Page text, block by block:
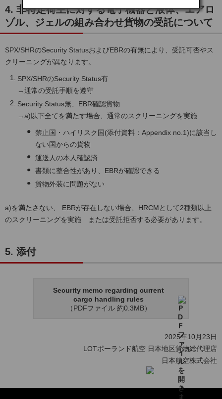
4. 非特定荷主に対する電子機器と液体、エアロ
ゾル、ジェルの組み合わせ貨物の受託について
SPX/SHRのSecurity StatusおよびEBRの有無により、受託可否やス
クリーニングが異なります。
SPX/SHRのSecurity Status有
→通常の受託手順を遵守
Security Status無、EBR確認貨物
→a)以下全てを満たす場合、通常のスクリーニングを実施
禁止国・ハイリスク国(添付資料：Appendix no.1)に該当し
ない国からの貨物
運送人の本人確認済
書類に整合性があり、EBRが確認できる
貨物外装に問題がない
a)を満たさない、 EBRが存在しない場合、HRCMとして2種類以上
のスクリーニングを実施 または受託拒否する必要があります。
5. 添付
Security memo regarding current
cargo handling rules
（PDFファイル 約0.3MB）
2025年10月23日
LOTポーランド航空 日本地区貨物総代理店
日本航空株式会社